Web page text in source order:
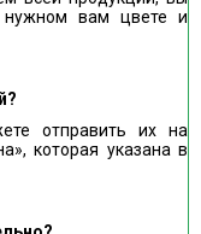
вам цвете и
отправить их на
которая указана в